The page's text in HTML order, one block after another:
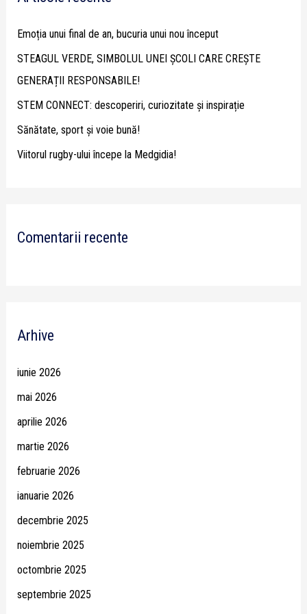
o
r
:
Emoția unui final de an, bucuria unui nou început
STEAGUL VERDE, SIMBOLUL UNEI ȘCOLI CARE CREȘTE
GENERAȚII RESPONSABILE!
STEM CONNECT: descoperiri, curiozitate și inspirație
Sănătate, sport și voie bună!
Viitorul rugby-ului începe la Medgidia!
Comentarii recente
Arhive
iunie 2026
mai 2026
aprilie 2026
martie 2026
februarie 2026
ianuarie 2026
decembrie 2025
noiembrie 2025
octombrie 2025
septembrie 2025